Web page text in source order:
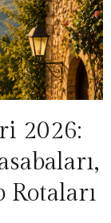
2026: